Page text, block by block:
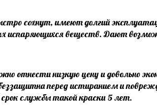
сохнут, имеют долгий
испаряющихся веществ. Дают
отнести низкую цену и довольно
перед истиранием и
службы такой краски 5 лет.